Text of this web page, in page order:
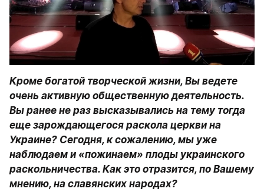
Кроме богатой творческой жизни, Вы ведете
очень активную общественную деятельность.
Вы ранее не раз высказывались на тему тогда
еще зарождающегося раскола церкви на
Украине? Сегодня, к сожалению, мы уже
наблюдаем и «пожинаем» плоды украинского
раскольничества. Как это отразится, по Вашему
мнению, на славянских народах?